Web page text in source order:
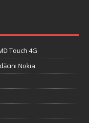
Touch 4G
Nokia